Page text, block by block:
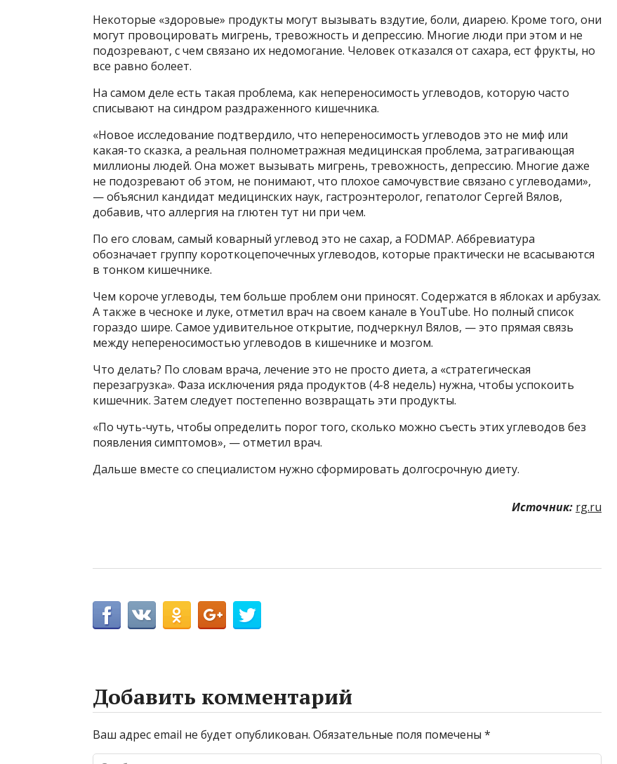
Некоторые «здоровые» продукты могут вызывать вздутие, боли, диарею. Кроме того, они
могут провоцировать мигрень, тревожность и депрессию. Многие люди при этом и не
подозревают, с чем связано их недомогание. Человек отказался от сахара, ест фрукты, но
все равно болеет.
На самом деле есть такая проблема, как непереносимость углеводов, которую часто
списывают на синдром раздраженного кишечника.
«Новое исследование подтвердило, что непереносимость углеводов это не миф или
какая-то сказка, а реальная полнометражная медицинская проблема, затрагивающая
миллионы людей. Она может вызывать мигрень, тревожность, депрессию. Многие даже
не подозревают об этом, не понимают, что плохое самочувствие связано с углеводами»,
— объяснил кандидат медицинских наук, гастроэнтеролог, гепатолог Сергей Вялов,
добавив, что аллергия на глютен тут ни при чем.
По его словам, самый коварный углевод это не сахар, а FODMAP. Аббревиатура
обозначает группу короткоцепочечных углеводов, которые практически не всасываются
в тонком кишечнике.
Чем короче углеводы, тем больше проблем они приносят. Содержатся в яблоках и арбузах.
А также в чесноке и луке, отметил врач на своем канале в YouTube. Но полный список
гораздо шире. Самое удивительное открытие, подчеркнул Вялов, — это прямая связь
между непереносимостью углеводов в кишечнике и мозгом.
Что делать? По словам врача, лечение это не просто диета, а «стратегическая
перезагрузка». Фаза исключения ряда продуктов (4-8 недель) нужна, чтобы успокоить
кишечник. Затем следует постепенно возвращать эти продукты.
«По чуть-чуть, чтобы определить порог того, сколько можно съесть этих углеводов без
появления симптомов», — отметил врач.
Дальше вместе со специалистом нужно сформировать долгосрочную диету.
Источник: rg.ru
Добавить комментарий
Ваш адрес email не будет опубликован. Обязательные поля помечены *